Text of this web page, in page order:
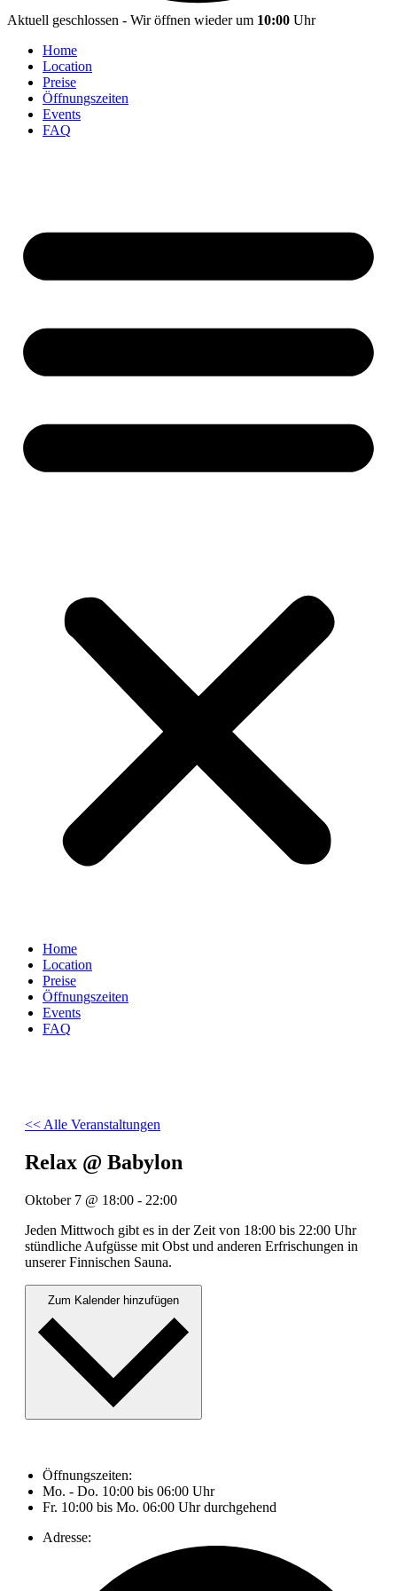
Aktuell geschlossen - Wir öffnen wieder um 10:00 Uhr
Home
Location
Preise
Öffnungszeiten
Events
FAQ
Home
Location
Preise
Öffnungszeiten
Events
FAQ
<< Alle Veranstaltungen
Relax @ Babylon
Oktober 7 @ 18:00 - 22:00
Jeden Mittwoch gibt es in der Zeit von 18:00 bis 22:00 Uhr
stündliche Aufgüsse mit Obst und anderen Erfrischungen in
unserer Finnischen Sauna.
Öffnungszeiten:
Mo. - Do. 10:00 bis 06:00 Uhr
Fr. 10:00 bis Mo. 06:00 Uhr durchgehend
Adresse: